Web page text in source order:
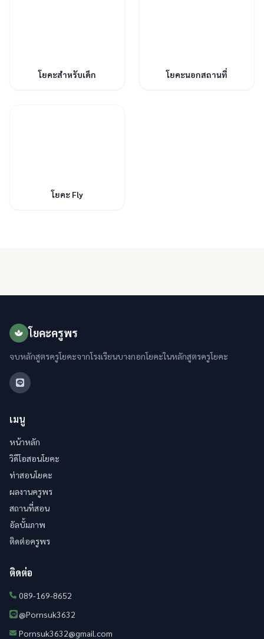
โยคะสำหรับเด็ก โยคะนอกสถานที่
โยคะ Fly
โยคะครูพร
จบหลักสูตรครูโยคะจากโรงเรียนบางกอกโยคะในหลักสูตรครูโยคะ
เมนู
หน้าหลัก
วิดีโอสอนโยคะ
ท่าสอนโยคะ
ผลงานครูพร
สถานที่สอน
อัลบั้มภาพ
ติดต่อครูพร
ติดต่อ
089-169-8652
@Pornsuk3632
Pornsuk3632@gmail.com